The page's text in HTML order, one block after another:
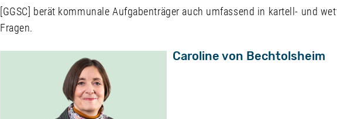
[GGSC] berät kommunale Aufgabenträger auch umfassend in kartell- und
Fragen.
Caroline von Bechtolsheim